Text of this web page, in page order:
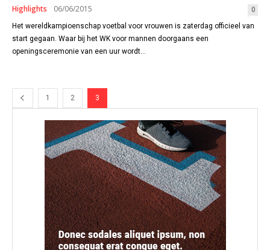
Highlights 06/06/2015 0
Het wereldkampioenschap voetbal voor vrouwen is zaterdag officieel van
start gegaan. Waar bij het WK voor mannen doorgaans een
openingsceremonie van een uur wordt...
1 2 3